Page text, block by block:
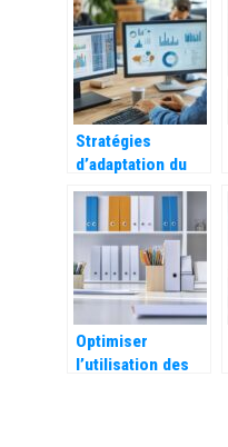
des entreprises
europeennes
Stratégies
d’adaptation du
CPC Google Ads :
quel est son
mode de
fonctionnement
pour contrer la
concurrence ?
Optimiser
l’utilisation des